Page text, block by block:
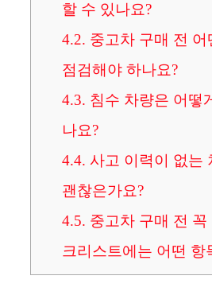
할 수 있나요?
4.2. 중고차 구매 전
점검해야 하나요?
4.3. 침수 차량은 어떻
나요?
4.4. 사고 이력이 없는
괜찮은가요?
4.5. 중고차 구매 전 꼭
크리스트에는 어떤 항